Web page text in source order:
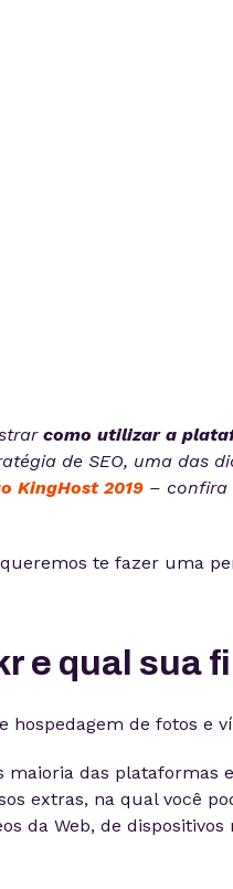
como utilizar a
de SEO, uma das
KingHost 2019– confira
te fazer uma
e qual sua
hospedagem de fotos e
maioria das plataformas
extras, na qual você
da Web, de